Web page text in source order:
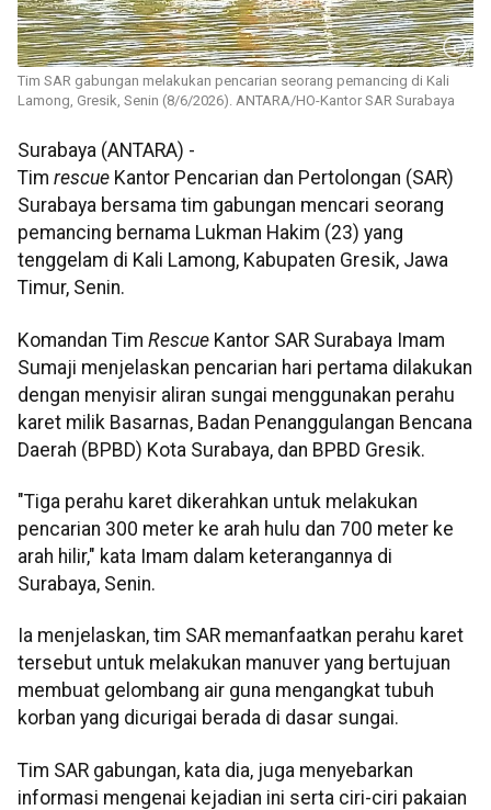
Tim SAR gabungan melakukan pencarian seorang pemancing di Kali
Lamong, Gresik, Senin (8/6/2026). ANTARA/HO-Kantor SAR Surabaya
Surabaya (ANTARA) -
Tim rescue Kantor Pencarian dan Pertolongan (SAR)
Surabaya bersama tim gabungan mencari seorang
pemancing bernama Lukman Hakim (23) yang
tenggelam di Kali Lamong, Kabupaten Gresik, Jawa
Timur, Senin.
Komandan Tim Rescue Kantor SAR Surabaya Imam
Sumaji menjelaskan pencarian hari pertama dilakukan
dengan menyisir aliran sungai menggunakan perahu
karet milik Basarnas, Badan Penanggulangan Bencana
Daerah (BPBD) Kota Surabaya, dan BPBD Gresik.
"Tiga perahu karet dikerahkan untuk melakukan
pencarian 300 meter ke arah hulu dan 700 meter ke
arah hilir," kata Imam dalam keterangannya di
Surabaya, Senin.
Ia menjelaskan, tim SAR memanfaatkan perahu karet
tersebut untuk melakukan manuver yang bertujuan
membuat gelombang air guna mengangkat tubuh
korban yang dicurigai berada di dasar sungai.
Tim SAR gabungan, kata dia, juga menyebarkan
informasi mengenai kejadian ini serta ciri-ciri pakaian